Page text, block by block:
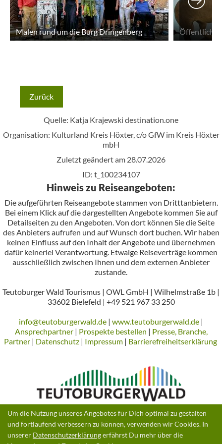
Malen rund um die Burg Dringenberg
Zurück
Quelle: Katja Krajewski destination.one
Organisation: Kulturland Kreis Höxter, c/o GfW im Kreis Höxter
mbH
Zuletzt geändert am 28.07.2026
ID: t_100234107
Hinweis zu Reiseangeboten:
Die aufgeführten Reiseangebote stammen von Dritttanbietern.
Bei einem Klick auf die dargestellten Angebote kommen Sie auf
Detailseiten zu den Angeboten. Von dort können Sie die Seite
des Anbieters aufrufen und auf Wunsch dort buchen. Wir haben
keinen Einfluss auf den Inhalt der Angebote und übernehmen
dafür keinerlei Verantwortung. Etwaige Reiseverträge kommen
ausschließlich zwischen Ihnen und dem externen Anbieter
zustande.
Teutoburger Wald Tourismus | OWL GmbH | Wilhelmstraße 1b |
33602 Bielefeld | +49 521 967 33 250
info@teutoburgerwald.de | www.teutoburgerwald.de |
Ansprechpartner| Prospekte bestellen | Presse, Branche,
Partner| Datenschutz| Impressum| Barrierefreiheitserklärung
Gefördert durch:
Um die Nutzung unseres Angebotes für Dich optimal zu gestalten
und fortlaufend verbessern zu können, verwenden wir Cookies. In
unserer Datenschutzerklärungerfährst Du mehr über die